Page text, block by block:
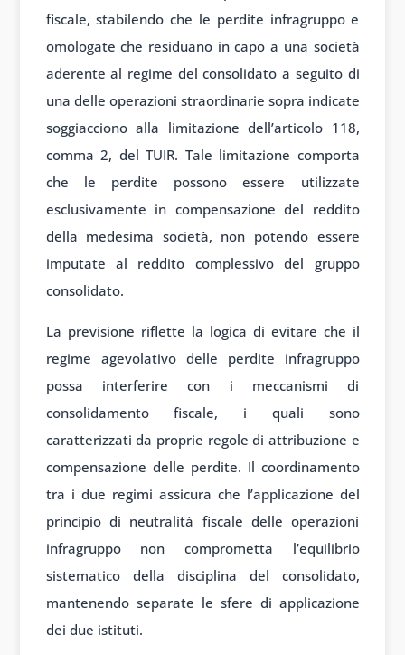
fiscale, stabilendo che le perdite infragruppo e
omologate che residuano in capo a una società
aderente al regime del consolidato a seguito di
una delle operazioni straordinarie sopra indicate
soggiacciono alla limitazione dell’articolo 118,
comma 2, del TUIR. Tale limitazione comporta
che le perdite possono essere utilizzate
esclusivamente in compensazione del reddito
della medesima società, non potendo essere
imputate al reddito complessivo del gruppo
consolidato.
La previsione riflette la logica di evitare che il
regime agevolativo delle perdite infragruppo
possa interferire con i meccanismi di
consolidamento fiscale, i quali sono
caratterizzati da proprie regole di attribuzione e
compensazione delle perdite. Il coordinamento
tra i due regimi assicura che l’applicazione del
principio di neutralità fiscale delle operazioni
infragruppo non comprometta l’equilibrio
sistematico della disciplina del consolidato,
mantenendo separate le sfere di applicazione
dei due istituti.